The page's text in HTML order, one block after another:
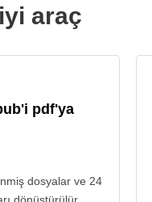
araç
pdf'ya
dosyalar ve 24